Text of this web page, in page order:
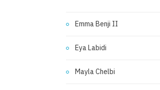
Emma Benji II
Eya Labidi
Mayla Chelbi